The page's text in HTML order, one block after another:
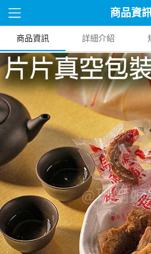
商品資
商品資訊 詳細介紹